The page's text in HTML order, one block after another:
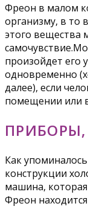
Фреон в малом
организму, в то
этого вещества
произойдет его
одновременно
далее), если
помещении или
Как
конструкции
машина,
Фреон